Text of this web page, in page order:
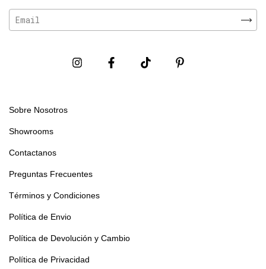
Sobre Nosotros
Showrooms
Contactanos
Preguntas Frecuentes
Términos y Condiciones
Política de Envio
Política de Devolución y Cambio
Política de Privacidad